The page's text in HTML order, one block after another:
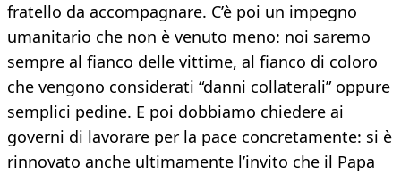
fratello da accompagnare. C’è poi un impegno
umanitario che non è venuto meno: noi saremo
sempre al fianco delle vittime, al fianco di coloro
che vengono considerati “danni collaterali” oppure
semplici pedine. E poi dobbiamo chiedere ai
governi di lavorare per la pace concretamente: si è
rinnovato anche ultimamente l’invito che il Papa